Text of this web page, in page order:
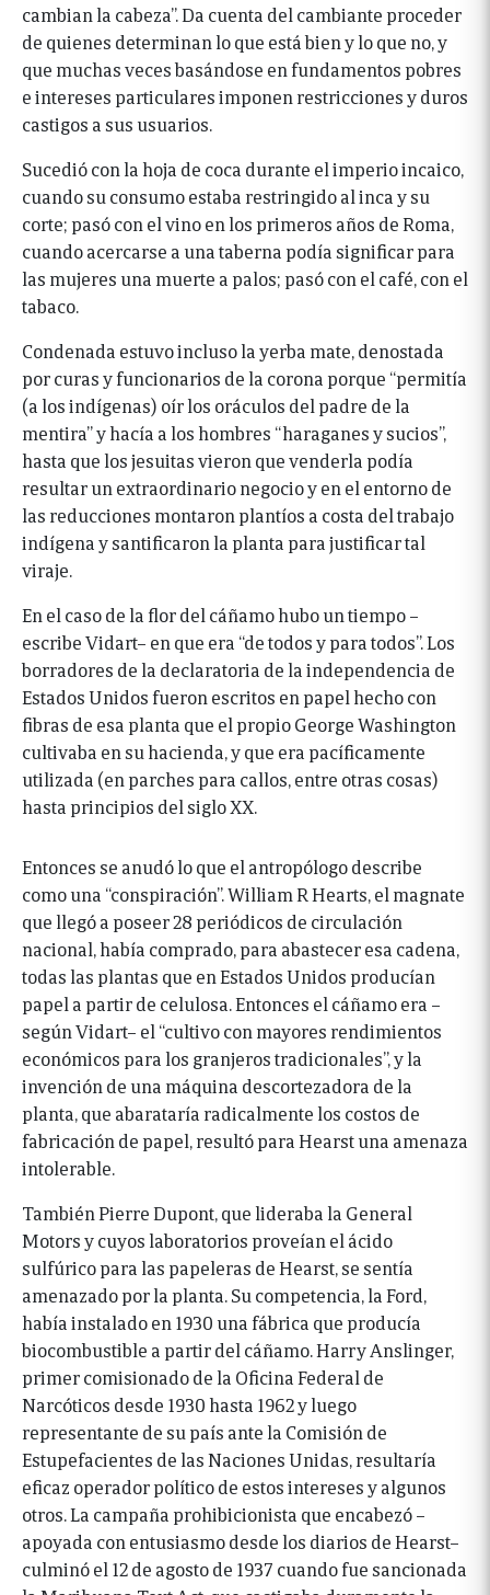
cambian la cabeza”. Da cuenta del cambiante proceder
de quienes determinan lo que está bien y lo que no, y
que muchas veces basándose en fundamentos pobres
e intereses particulares imponen restricciones y duros
castigos a sus usuarios.
Sucedió con la hoja de coca durante el imperio incaico,
cuando su consumo estaba restringido al inca y su
corte; pasó con el vino en los primeros años de Roma,
cuando acercarse a una taberna podía significar para
las mujeres una muerte a palos; pasó con el café, con el
tabaco.
Condenada estuvo incluso la yerba mate, denostada
por curas y funcionarios de la corona porque “permitía
(a los indígenas) oír los oráculos del padre de la
mentira” y hacía a los hombres “haraganes y sucios”,
hasta que los jesuitas vieron que venderla podía
resultar un extraordinario negocio y en el entorno de
las reducciones montaron plantíos a costa del trabajo
indígena y santificaron la planta para justificar tal
viraje.
En el caso de la flor del cáñamo hubo un tiempo –
escribe Vidart– en que era “de todos y para todos”. Los
borradores de la declaratoria de la independencia de
Estados Unidos fueron escritos en papel hecho con
fibras de esa planta que el propio George Washington
cultivaba en su hacienda, y que era pacíficamente
utilizada (en parches para callos, entre otras cosas)
hasta principios del siglo XX.
Entonces se anudó lo que el antropólogo describe
como una “conspiración”. William R Hearts, el magnate
que llegó a poseer 28 periódicos de circulación
nacional, había comprado, para abastecer esa cadena,
todas las plantas que en Estados Unidos producían
papel a partir de celulosa. Entonces el cáñamo era –
según Vidart– el “cultivo con mayores rendimientos
económicos para los granjeros tradicionales”, y la
invención de una máquina descortezadora de la
planta, que abarataría radicalmente los costos de
fabricación de papel, resultó para Hearst una amenaza
intolerable.
También Pierre Dupont, que lideraba la General
Motors y cuyos laboratorios proveían el ácido
sulfúrico para las papeleras de Hearst, se sentía
amenazado por la planta. Su competencia, la Ford,
había instalado en 1930 una fábrica que producía
biocombustible a partir del cáñamo. Harry Anslinger,
primer comisionado de la Oficina Federal de
Narcóticos desde 1930 hasta 1962 y luego
representante de su país ante la Comisión de
Estupefacientes de las Naciones Unidas, resultaría
eficaz operador político de estos intereses y algunos
otros. La campaña prohibicionista que encabezó –
apoyada con entusiasmo desde los diarios de Hearst–
culminó el 12 de agosto de 1937 cuando fue sancionada